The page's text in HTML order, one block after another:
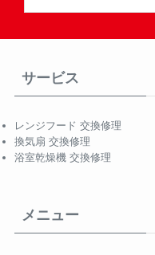
サービス
レンジフード 交換修理
換気扇 交換修理
浴室乾燥機 交換修理
メニュー